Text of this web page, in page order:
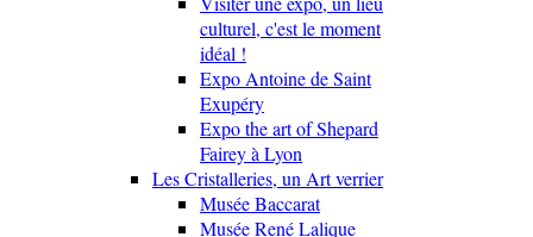
culturel, c'est le moment
idéal !
Expo Antoine de Saint
Exupéry
Expo the art of Shepard
Fairey à Lyon
Les Cristalleries, un Art verrier
Musée Baccarat
Musée René Lalique